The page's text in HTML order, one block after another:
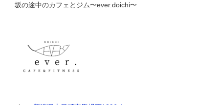
坂の途中のカフェとジム〜ever.doichi〜